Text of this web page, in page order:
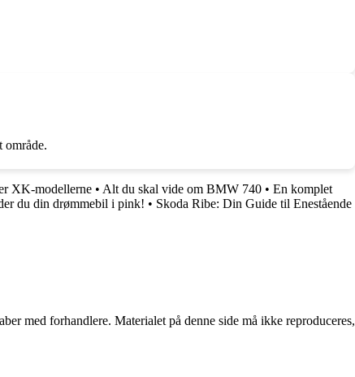
område.
XK-modellerne • Alt du skal vide om BMW 740 • En komplet
du din drømmebil i pink! • Skoda Ribe: Din Guide til Enestående
med forhandlere. Materialet på denne side må ikke reproduceres,